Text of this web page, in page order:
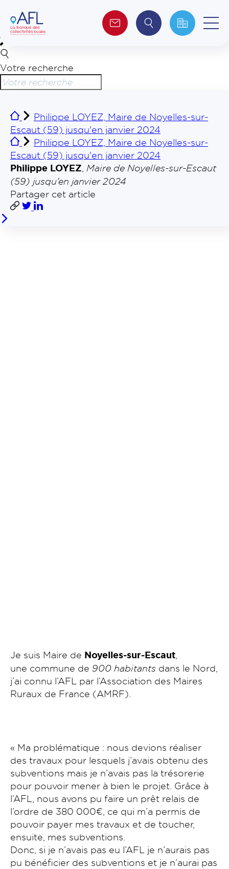
Qui sommes-nous ?
Investisseurs
Journalistes
Votre recherche
Philippe LOYEZ, Maire de Noyelles-sur-
Escaut (59) jusqu'en janvier 2024
Philippe LOYEZ, Maire de Noyelles-sur-
Escaut (59) jusqu'en janvier 2024
Philippe LOYEZ Maire de Noyelles-sur-Escaut
(59) jusqu’en janvier 2024
Partager cet article
Je suis Maire de Noyelles-sur-Escaut
une commune de 900 habitants dans le Nord,
j’ai connu l’AFL par l’Association des Maires
Ruraux de France (AMRF).
« Ma problématique : nous devions réaliser
des travaux pour lesquels j’avais obtenu des
subventions mais je n’avais pas la trésorerie
pour pouvoir mener à bien le projet. Grâce à
l’AFL, nous avons pu faire un prêt relais de
l’ordre de 380 000€, ce qui m’a permis de
pouvoir payer mes travaux et de toucher,
ensuite, mes subventions.
Donc, si je n’avais pas eu l’AFL je n’aurais pas
pu bénéficier des subventions et je n’aurai pas